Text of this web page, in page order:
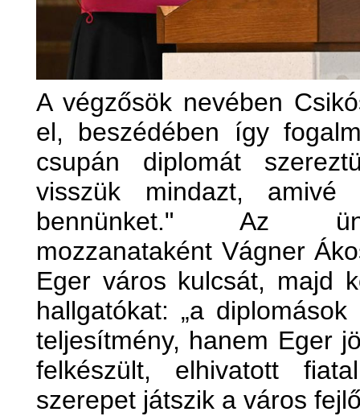
A végzősök nevében
el, beszédében így
csupán diplomát
visszük mindazt,
bennünket." Az
mozzanataként Vágner
Eger város kulcsát, majd
hallgatókat: „a
teljesítmény, hanem Eger
felkészült, elhivatott
szerepet játszik a város